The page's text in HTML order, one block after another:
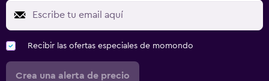
Recibir las ofertas especiales de momondo
Crea una alerta de precio